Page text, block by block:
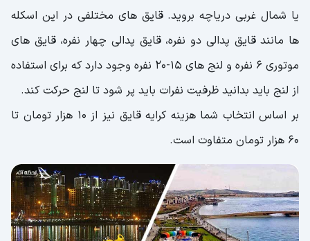
یا شمال غربی دریاچه بروید. قایق های مختلفی در این اسکله
ها مانند قایق پدالی دو نفره، قایق پدالی چهار نفره، قایق های
موتوری 6 نفره و لنج های 15-20 نفره وجود دارد که برای استفاده
از لنج باید بدانید ظرفیت نفرات باید پر شود تا لنج حرکت کند.
بر اساس انتخاب شما هزینه کرایه قایق نیز از 10 هزار تومان تا
60 هزار تومان متفاوت است.